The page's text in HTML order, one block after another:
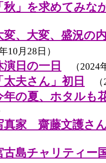
」を求めてみな
、大変、盛況の
10月28日）
日の一日 （2024
夫さん」初日 （
の夏、ホタルも
家 齋藤文護さ
島チャリティー